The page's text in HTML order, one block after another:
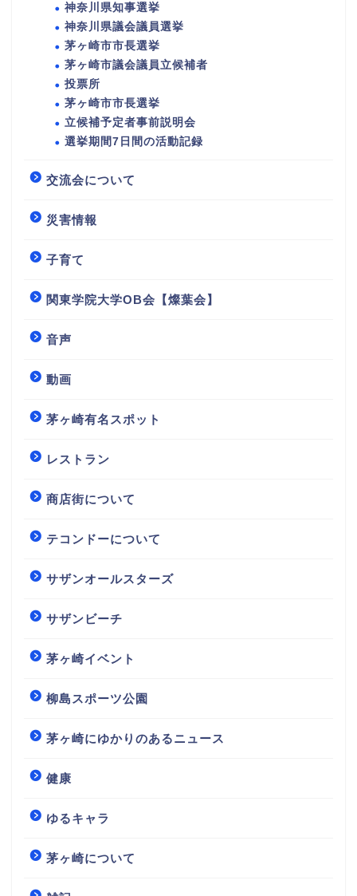
神奈川県知事選挙
神奈川県議会議員選挙
茅ヶ崎市市長選挙
茅ヶ崎市議会議員立候補者
投票所
茅ヶ崎市市長選挙
立候補予定者事前説明会
選挙期間7日間の活動記録
交流会について
災害情報
子育て
関東学院大学OB会【燦葉会】
音声
動画
茅ヶ崎有名スポット
レストラン
商店街について
テコンドーについて
サザンオールスターズ
サザンビーチ
茅ヶ崎イベント
柳島スポーツ公園
茅ヶ崎にゆかりのあるニュース
健康
ゆるキャラ
茅ヶ崎について